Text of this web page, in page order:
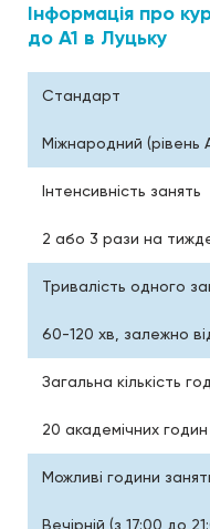
Інформація про
до А1 в Луцьку
Стандарт
Міжнародний (рівень
Інтенсивність занять
2 або 3 рази на
Тривалість одного
60-120 хв, залежно
Загальна кількість
20 академічних годин
Можливі години
Вечірній (з 17:00 до